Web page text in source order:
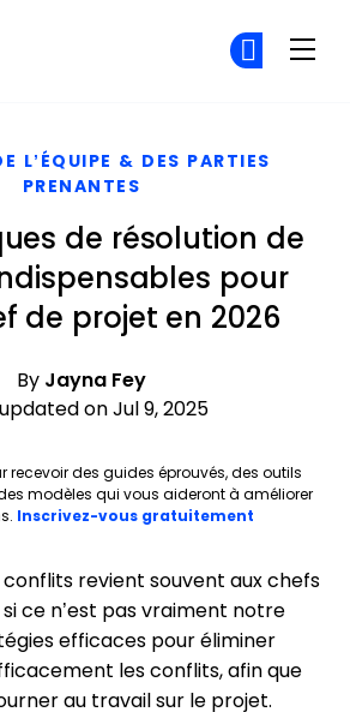
L’ÉQUIPE & DES PARTIES
PRENANTES
de résolution de
pour
de projet en 2026
By Jayna Fey
on Jul 9, 2025
recevoir des guides éprouvés, des outils
modèles qui vous aideront à améliorer
Inscrivez-vous gratuitement
conflits revient souvent aux chefs
ce n’est pas vraiment notre
efficaces pour éliminer
les conflits, afin que
au travail sur le projet.